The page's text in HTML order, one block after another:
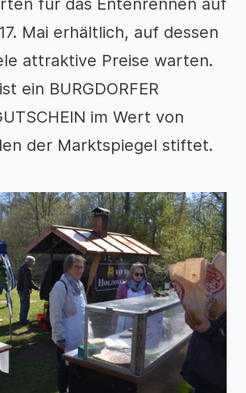
Mai erhältlich, auf dessen
attraktive Preise warten.
ein BURGDORFER
im Wert von
der Marktspiegel stiftet.